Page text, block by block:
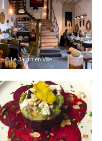
– © Le Jardin en Ville